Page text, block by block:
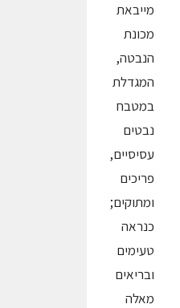
מייבאת
מכונת
הנבטה,
המגדלת
במטבח
נבטים
עסיסיים,
פריכים
ומתוקים;
כנראה
טעימים
ובריאים
מאלה